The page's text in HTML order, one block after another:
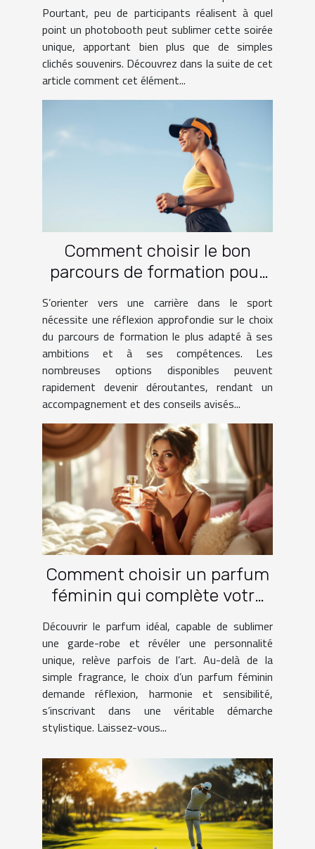
Pourtant, peu de participants réalisent à quel
point un photobooth peut sublimer cette soirée
unique, apportant bien plus que de simples
clichés souvenirs. Découvrez dans la suite de cet
article comment cet élément...
Comment choisir le bon
parcours de formation pour
une carrière dans le sport ?
S’orienter vers une carrière dans le sport
nécessite une réflexion approfondie sur le choix
du parcours de formation le plus adapté à ses
ambitions et à ses compétences. Les
nombreuses options disponibles peuvent
rapidement devenir déroutantes, rendant un
accompagnement et des conseils avisés...
Comment choisir un parfum
féminin qui complète votre
garde-robe ?
Découvrir le parfum idéal, capable de sublimer
une garde-robe et révéler une personnalité
unique, relève parfois de l’art. Au-delà de la
simple fragrance, le choix d’un parfum féminin
demande réflexion, harmonie et sensibilité,
s’inscrivant dans une véritable démarche
stylistique. Laissez-vous...